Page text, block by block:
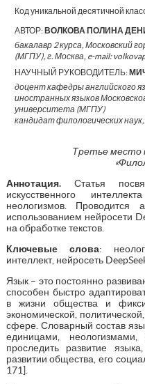
Код уникальной десятичной
АВТОР:ВОЛКОВА ПОЛИНА
бакалавр 2 курса, Московский
(МГПУ), г. Москва, e-mail:
НАУЧНЫЙ РУКОВОДИТЕЛЬ:
доцент кафедры английского
иностранных языков
университета (МГПУ)
кандидат филологических
Третье место
Аннотация.Статья
искусственного
неологизмов. Проводится
использованием нейросети
на обработке текстов.
Ключевые слова:
интеллект, нейросеть
Язык – это постоянно
способен быстро
в жизни общества и
экономической,
сфере. Словарный состав
единицами,
проследить развитие
развитии общества, его
171].